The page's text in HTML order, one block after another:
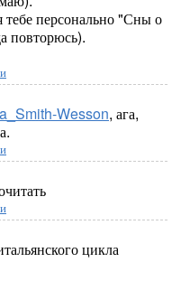
персонально "Сны о
повторюсь).
Wesson, ага,
цикла